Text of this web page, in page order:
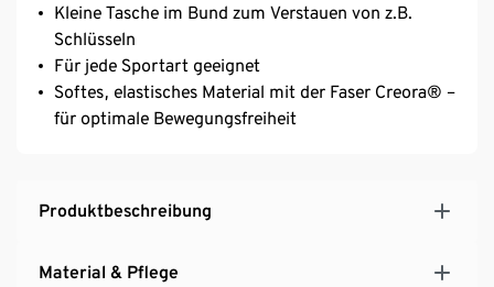
Kleine Tasche im Bund zum Verstauen von z.B.
Schlüsseln
Für jede Sportart geeignet
Softes, elastisches Material mit der Faser Creora® –
für optimale Bewegungsfreiheit
Produktbeschreibung
Material & Pflege